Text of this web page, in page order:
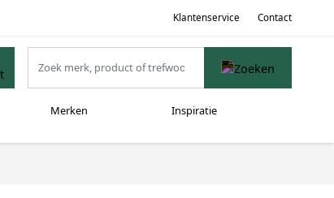
Klantenservice Contact
Merken Inspiratie